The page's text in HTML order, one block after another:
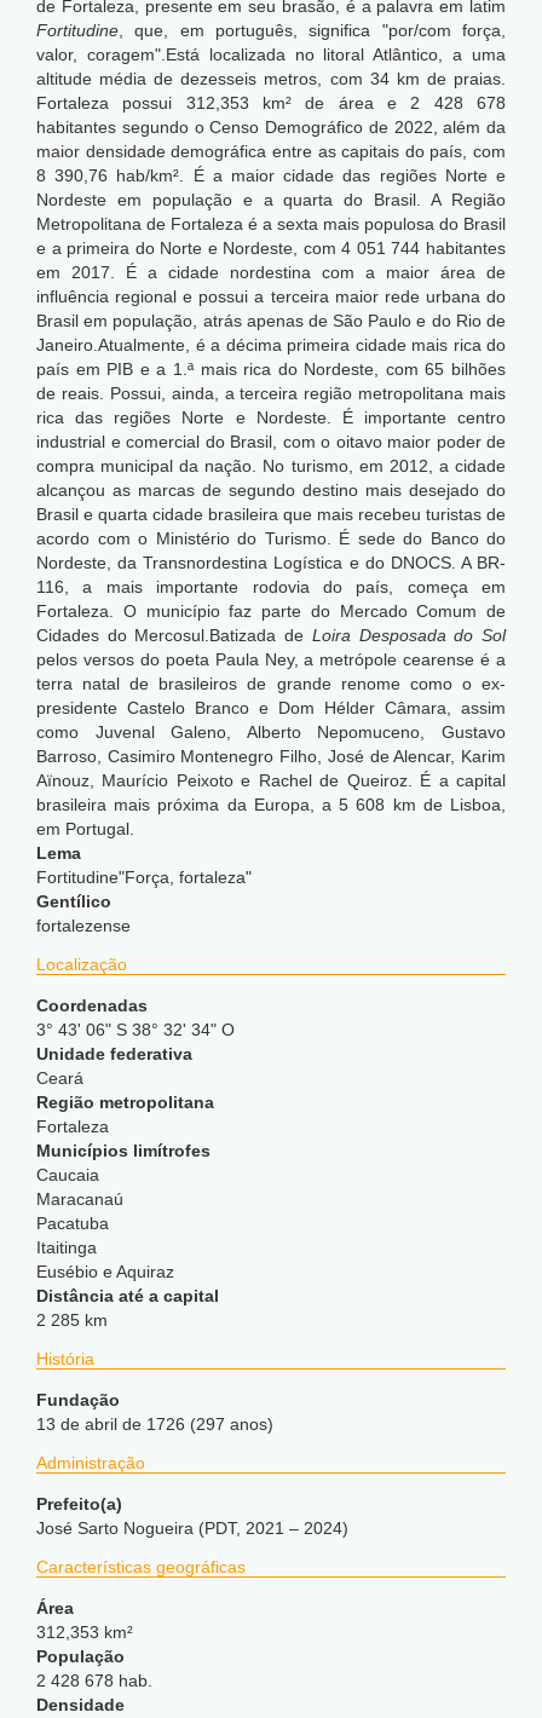
de Fortaleza, presente em seu brasão, é a palavra em latim
Fortitudine , que, em português, significa "por/com força,
valor, coragem".Está localizada no litoral Atlântico, a uma
altitude média de dezesseis metros, com 34 km de praias.
Fortaleza possui 312,353 km² de área e 2 428 678
habitantes segundo o Censo Demográfico de 2022, além da
maior densidade demográfica entre as capitais do país, com
8 390,76 hab/km².
É a maior cidade das regiões Norte e
Nordeste em população e a quarta do Brasil. A Região
Metropolitana de Fortaleza é a sexta mais populosa do Brasil
e a primeira do Norte e Nordeste, com 4 051 744 habitantes
em 2017. É a cidade nordestina com a maior área de
influência regional e possui a terceira maior rede urbana do
Brasil em população, atrás apenas de São Paulo e do Rio de
Janeiro.Atualmente, é a décima primeira cidade mais rica do
país em PIB e a 1.ª mais rica do Nordeste, com 65 bilhões
de reais.
Possui, ainda, a terceira região metropolitana mais
rica das regiões Norte e Nordeste. É importante centro
industrial e comercial do Brasil, com o oitavo maior poder de
compra municipal da nação. No turismo, em 2012, a cidade
alcançou as marcas de segundo destino mais desejado do
Brasil e quarta cidade brasileira que mais recebeu turistas de
acordo com o Ministério do Turismo. É sede do Banco do
Nordeste, da Transnordestina Logística e do DNOCS. A BR-
116, a mais importante rodovia do país, começa em
Fortaleza. O município faz parte do Mercado Comum de
Cidades do Mercosul.Batizada de Loira Desposada do Sol
pelos versos do poeta Paula Ney, a metrópole cearense é a
terra natal de brasileiros de grande renome como o ex-
presidente Castelo Branco e Dom Hélder Câmara, assim
como Juvenal Galeno, Alberto Nepomuceno, Gustavo
Barroso, Casimiro Montenegro Filho, José de Alencar, Karim
Aïnouz, Maurício Peixoto e Rachel de Queiroz. É a capital
brasileira mais próxima da Europa, a 5 608 km de Lisboa,
em Portugal.
Lema
Fortitudine"Força, fortaleza"
Gentílico
fortalezense
Localização
Coordenadas
3° 43' 06" S 38° 32' 34" O
Unidade federativa
Ceará
Região metropolitana
Fortaleza
Municípios limítrofes
Caucaia
Maracanaú
Pacatuba
Itaitinga
Eusébio e Aquiraz
Distância até a capital
2 285 km
História
Fundação
13 de abril de 1726 (297 anos)
Administração
Prefeito(a)
José Sarto Nogueira (PDT, 2021 – 2024)
Características geográficas
Área
312,353 km²
População
2 428 678 hab.
Densidade